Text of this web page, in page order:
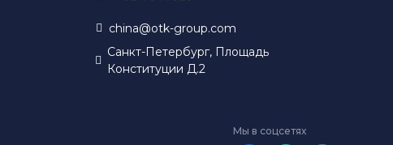
china@otk-group.com
Санкт-Петербург, Площадь
Конституции Д.2
Мы в соцсетях